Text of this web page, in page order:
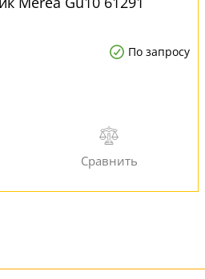
По запросу